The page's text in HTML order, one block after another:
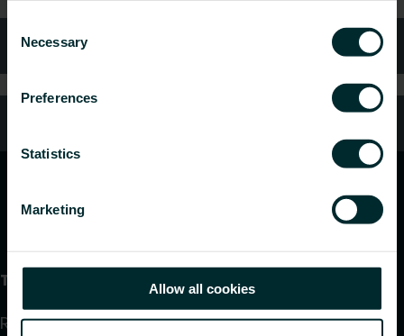
Selection
Necessary
Preferences
Statistics
Marketing
Allow all cookies
Usein kysytyt kysymykset
Tuotteet
Radiaattorit ja pyyhekuivaimet